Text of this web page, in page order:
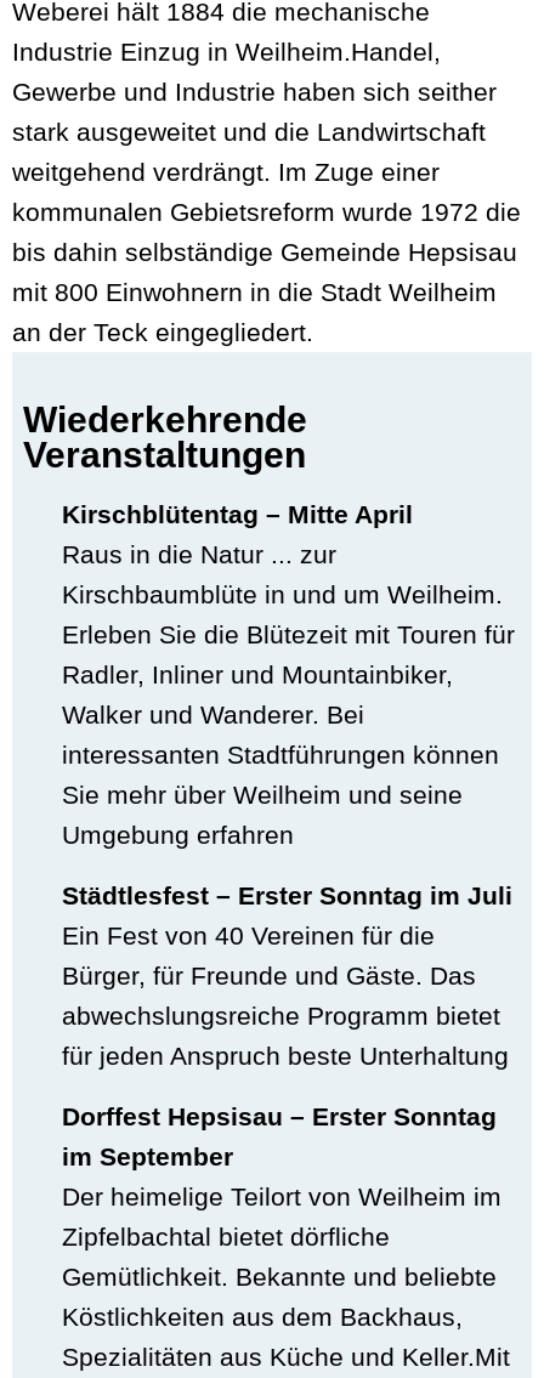
Weberei hält 1884 die mechanische
Industrie Einzug in Weilheim.Handel,
Gewerbe und Industrie haben sich seither
stark ausgeweitet und die Landwirtschaft
weitgehend verdrängt. Im Zuge einer
kommunalen Gebietsreform wurde 1972 die
bis dahin selbständige Gemeinde Hepsisau
mit 800 Einwohnern in die Stadt Weilheim
an der Teck eingegliedert.
Wiederkehrende
Veranstaltungen
Kirschblütentag – Mitte April
Raus in die Natur ... zur
Kirschbaumblüte in und um Weilheim.
Erleben Sie die Blütezeit mit Touren für
Radler, Inliner und Mountainbiker,
Walker und Wanderer. Bei
interessanten Stadtführungen können
Sie mehr über Weilheim und seine
Umgebung erfahren
Städtlesfest – Erster Sonntag im Juli
Ein Fest von 40 Vereinen für die
Bürger, für Freunde und Gäste. Das
abwechslungsreiche Programm bietet
für jeden Anspruch beste Unterhaltung
Dorffest Hepsisau – Erster Sonntag
im September
Der heimelige Teilort von Weilheim im
Zipfelbachtal bietet dörfliche
Gemütlichkeit. Bekannte und beliebte
Köstlichkeiten aus dem Backhaus,
Spezialitäten aus Küche und Keller.Mit